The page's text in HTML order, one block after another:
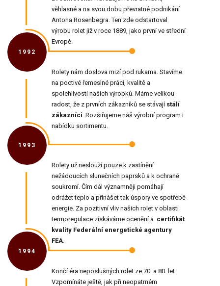
věhlasné a na svou dobu převratné podnikání
Antona Rosenbegra. Ten zde odstartoval
výrobu rolet již v roce 1889, jako první ve střední
Evropě.
1992
Rolety nám doslova mizí pod rukama. Stavíme
na poctivé řemeslné práci, kvalitě a
spolehlivosti našich výrobků. Máme velikou
radost, že z prvních zákazníků se stávají stálí
zákazníci. Rozšiřujeme náš výrobní program i
nabídku sortimentu.
1993
Rolety už neslouží pouze k zastínění
nežádoucích slunečních paprsků a k ochraně
soukromí. Čím dál významněji pomáhají
odrážet teplo a přinášet tak úspory ve spotřebě
energie. Za pozitivní vliv našich rolet v oblasti
termoregulace získáváme ocenění a certifikát
kvality Federální energetické agentury
FEA.
1994
Končí éra neposlušných rolet ze 70. a 80. let.
Vzpomínáte ještě, jak při neopatrném